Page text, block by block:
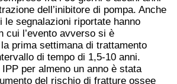
dell’inibitore di pompa. Anche
le segnalazioni riportate hanno
cui l’evento avverso si è
prima settimana di trattamento
di tempo di 1,5-10 anni.
IPP per almeno un anno è stata
del rischio di fratture ossee